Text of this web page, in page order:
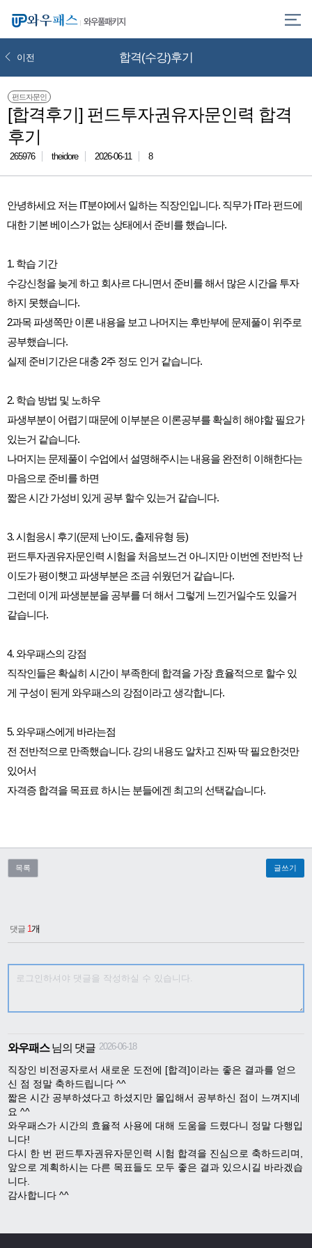
와우풀패키지
합격(수강)후기
이전
펀드자문인
[합격후기] 펀드투자권유자문인력 합격
후기
265976 theidore 2026-06-11 8
안녕하세요 저는 IT분야에서 일하는 직장인입니다. 직무가 IT라 펀드에
대한 기본 베이스가 없는 상태에서 준비를 했습니다.
1. 학습 기간
수강신청을 늦게 하고 회사르 다니면서 준비를 해서 많은 시간을 투자
하지 못했습니다.
2과목 파생쪽만 이론 내용을 보고 나머지는 후반부에 문제풀이 위주로
공부했습니다.
실제 준비기간은 대충 2주 정도 인거 같습니다.
2. 학습 방법 및 노하우
파생부분이 어렵기 때문에 이부분은 이론공부를 확실히 해야할 필요가
있는거 같습니다.
나머지는 문제풀이 수업에서 설명해주시는 내용을 완전히 이해한다는
마음으로 준비를 하면
짧은 시간 가성비 있게 공부 할수 있는거 같습니다.
3. 시험응시 후기(문제 난이도, 출제유형 등)
펀드투자권유자문인력 시험을 처음보느건 아니지만 이번엔 전반적 난
이도가 평이햇고 파생부분은 조금 쉬웠던거 같습니다.
그런데 이게 파생분분을 공부를 더 해서 그렇게 느낀거일수도 있을거
같습니다.
4. 와우패스의 강점
직작인들은 확실히 시간이 부족한데 합격을 가장 효율적으로 할수 있
게 구성이 된게 와우패스의 강점이라고 생각합니다.
5. 와우패스에게 바라는점
전 전반적으로 만족했습니다. 강의 내용도 알차고 진짜 딱 필요한것만
있어서
자격증 합격을 목표료 하시는 분들에겐 최고의 선택같습니다.
목록 글쓰기
댓글 1개
와우패스님의 댓글 2026-06-18
직장인 비전공자로서 새로운 도전에 [합격]이라는 좋은 결과를 얻으
신 점 정말 축하드립니다 ^^
짧은 시간 공부하셨다고 하셨지만 몰입해서 공부하신 점이 느껴지네
요 ^^
와우패스가 시간의 효율적 사용에 대해 도움을 드렸다니 정말 다행입
니다!
다시 한 번 펀드투자권유자문인력 시험 합격을 진심으로 축하드리며,
앞으로 계획하시는 다른 목표들도 모두 좋은 결과 있으시길 바라겠습
니다.
감사합니다 ^^